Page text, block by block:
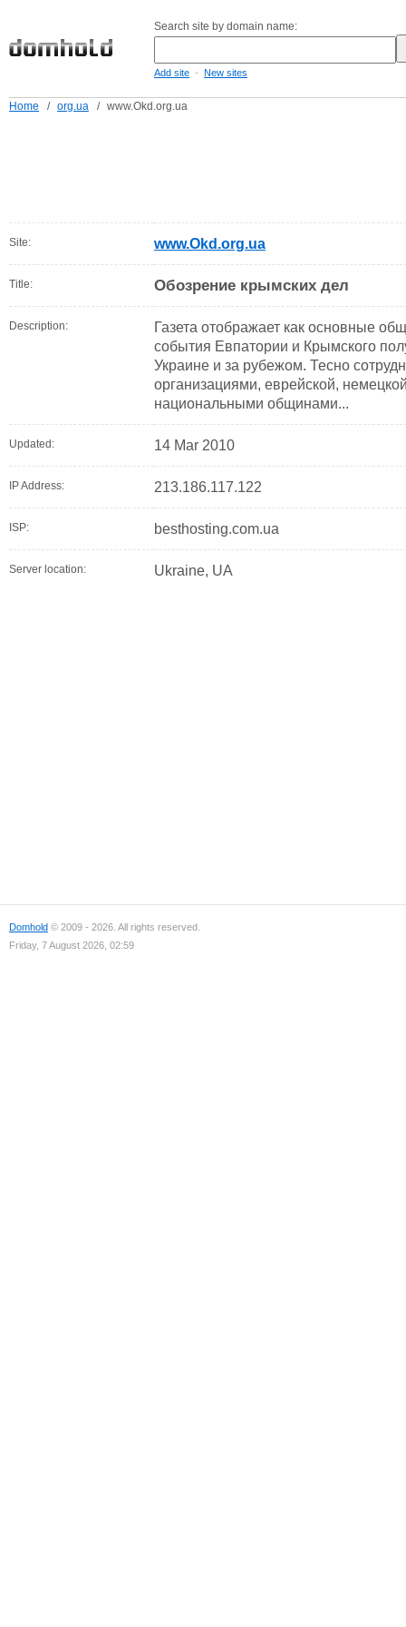
Search site by domain name:
Add site - New sites
Home / org.ua / www.Okd.org.ua
Site: www.Okd.org.ua
Title: Обозрение крымских дел
Description:
Газета отображает как основные
события Евпатории и Крымского
Украине и за рубежом. Тесно
организациями, еврейской,
национальными общинами...
Updated: 14 Mar 2010
IP Address: 213.186.117.122
ISP: besthosting.com.ua
Server location: Ukraine, UA
Domhold © 2009 - 2026. All rights reserved.
Friday, 7 August 2026, 02:59